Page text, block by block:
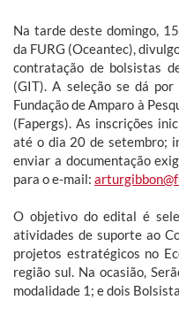
Na tarde deste domingo,
da FURG (Oceantec),
contratação de bolsistas
(GIT). A seleção se dá
Fundação de Amparo à
(Fapergs). As inscrições
até o dia 20 de setembro;
enviar a documentação
para o e-mail:
O objetivo do edital é
atividades de suporte ao
projetos estratégicos no
região sul. Na ocasião,
modalidade 1; e dois